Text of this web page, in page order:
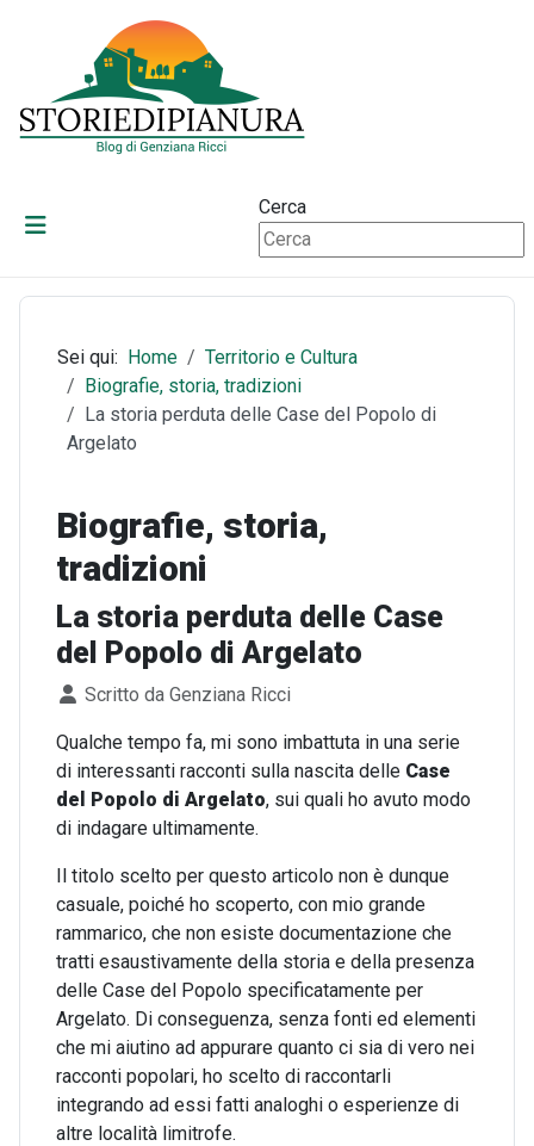
Cerca
Sei qui: Home
Territorio e Cultura
Biografie, storia, tradizioni
La storia perduta delle Case del Popolo di
Argelato
Biografie, storia,
tradizioni
La storia perduta delle Case
del Popolo di Argelato
Dettagli
Scritto da Genziana Ricci
Qualche tempo fa, mi sono imbattuta in una serie
di interessanti racconti sulla nascita delle Case
del Popolo di Argelato, sui quali ho avuto modo
di indagare ultimamente.
Il titolo scelto per questo articolo non è dunque
casuale, poiché ho scoperto, con mio grande
rammarico, che non esiste documentazione che
tratti esaustivamente della storia e della presenza
delle Case del Popolo specificatamente per
Argelato. Di conseguenza, senza fonti ed elementi
che mi aiutino ad appurare quanto ci sia di vero nei
racconti popolari, ho scelto di raccontarli
integrando ad essi fatti analoghi o esperienze di
altre località limitrofe.